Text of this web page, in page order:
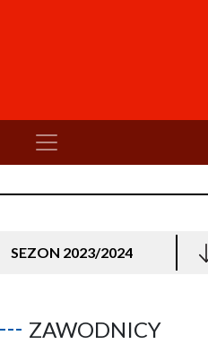
SEZON 2023/2024
ZAWODNICY